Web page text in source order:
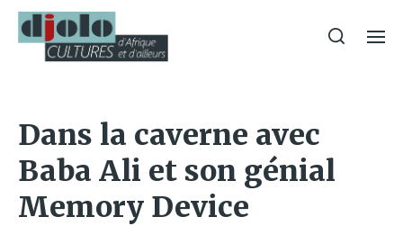
Dans la caverne avec
Baba Ali et son génial
Memory Device